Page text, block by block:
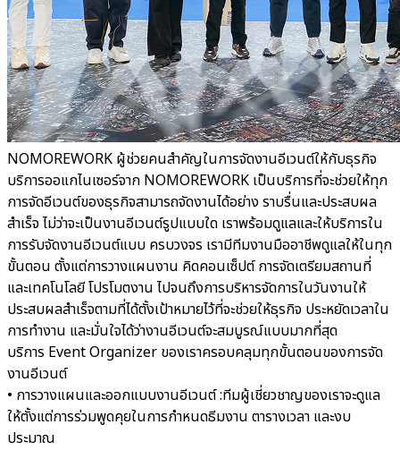
NOMOREWORK ผู้ช่วยคนสำคัญในการจัดงานอีเวนต์ให้กับธุรกิจ
บริการออแกไนเซอร์จาก NOMOREWORK เป็นบริการที่จะช่วยให้ทุก
การจัดอีเวนต์ของธุรกิจสามารถจัดงานได้อย่าง ราบรื่นและประสบผล
สำเร็จ ไม่ว่าจะเป็นงานอีเวนต์รูปแบบใด เราพร้อมดูแลและให้บริการใน
การรับจัดงานอีเวนต์แบบ ครบวงจร เรามีทีมงานมืออาชีพดูแลให้ในทุก
ขั้นตอน ตั้งแต่การวางแผนงาน คิดคอนเซ็ปต์ การจัดเตรียมสถานที่
และเทคโนโลยี โปรโมตงาน ไปจนถึงการบริหารจัดการในวันงานให้
ประสบผลสำเร็จตามที่ได้ตั้งเป้าหมายไว้ที่จะช่วยให้ธุรกิจ ประหยัดเวลาใน
การทำงาน และมั่นใจได้ว่างานอีเวนต์จะสมบูรณ์แบบมากที่สุด
บริการ Event Organizer ของเราครอบคลุมทุกขั้นตอนของการจัด
งานอีเวนต์
• การวางแผนและออกแบบงานอีเวนต์ :ทีมผู้เชี่ยวชาญของเราจะดูแล
ให้ตั้งแต่การร่วมพูดคุยในการกำหนดธีมงาน ตารางเวลา และงบ
ประมาณ